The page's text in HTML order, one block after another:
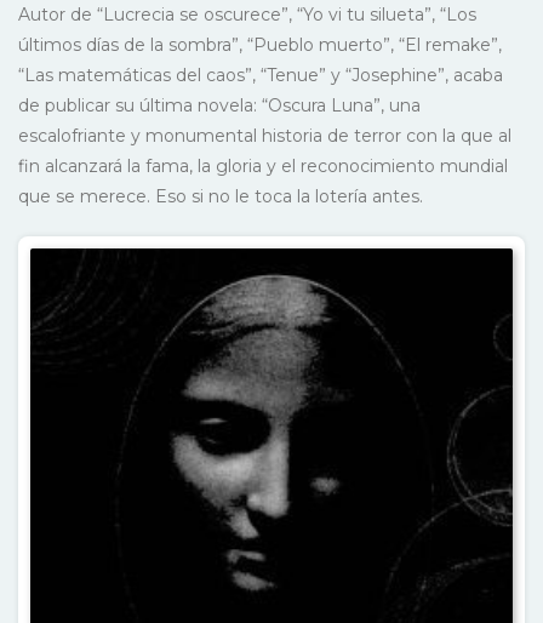
Autor de “Lucrecia se oscurece”, “Yo vi tu silueta”, “Los
últimos días de la sombra”, “Pueblo muerto”, “El remake”,
“Las matemáticas del caos”, “Tenue” y “Josephine”, acaba
de publicar su última novela: “Oscura Luna”, una
escalofriante y monumental historia de terror con la que al
fin alcanzará la fama, la gloria y el reconocimiento mundial
que se merece. Eso si no le toca la lotería antes.